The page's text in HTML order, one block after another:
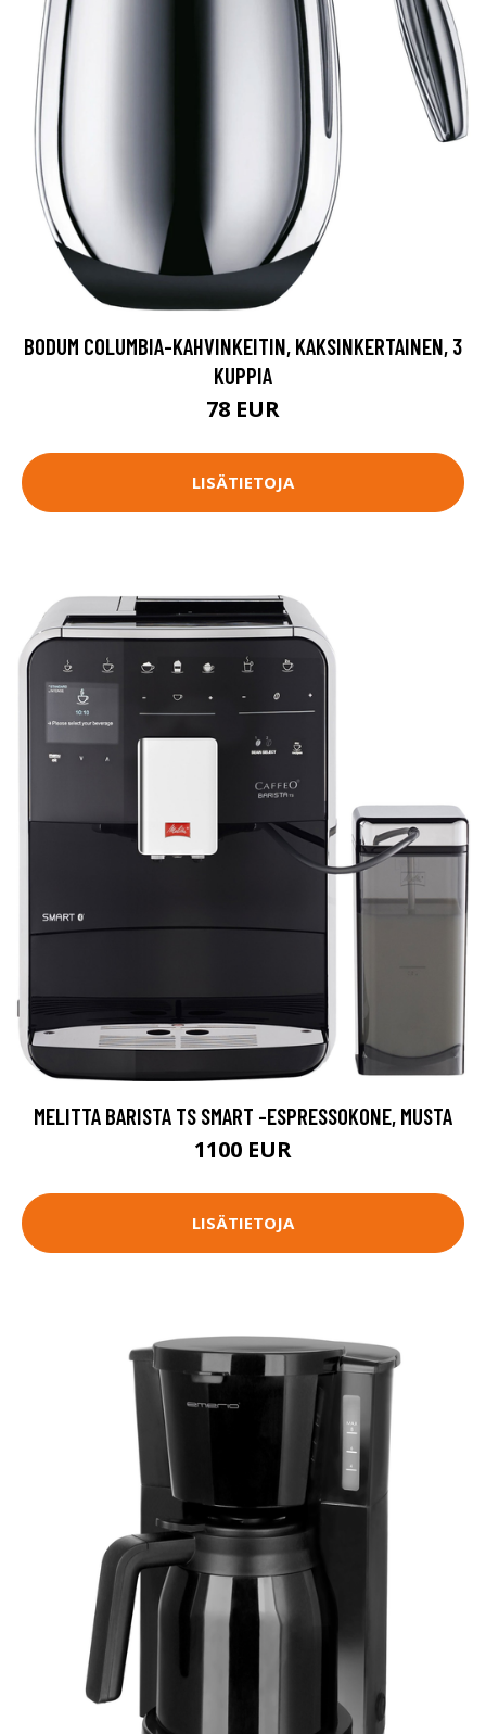
BODUM COLUMBIA-KAHVINKEITIN, KAKSINKERTAINEN, 3
KUPPIA
78 EUR
LISÄTIETOJA
MELITTA BARISTA TS SMART -ESPRESSOKONE, MUSTA
1100 EUR
LISÄTIETOJA